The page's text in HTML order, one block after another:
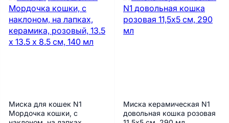
Миска для кошек N1
Мордочка кошки, с
Миска керамическая N1
довольная кошка розовая